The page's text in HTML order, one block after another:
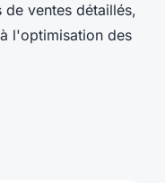
ventes détaillés,
l'optimisation des